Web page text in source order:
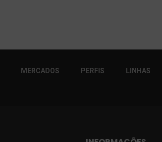
MERCADOS PERFIS LINHAS